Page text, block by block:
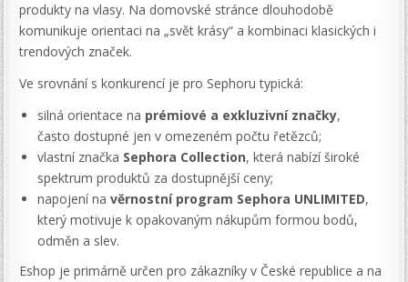
produkty na vlasy. Na domovské stránce dlouhodobě
komunikuje orientaci na „svět krásy“ a kombinaci klasických i
trendových značek.
Ve srovnání s konkurencí je pro Sephoru typická:
silná orientace na prémiové a exkluzivní značky,
často dostupné jen v omezeném počtu řetězců;
vlastní značka Sephora Collection, která nabízí široké
spektrum produktů za dostupnější ceny;
napojení navěrnostní program Sephora UNLIMITED,
který motivuje k opakovaným nákupům formou bodů,
odměn a slev.
Eshop je primárně určen pro zákazníky v České republice a na